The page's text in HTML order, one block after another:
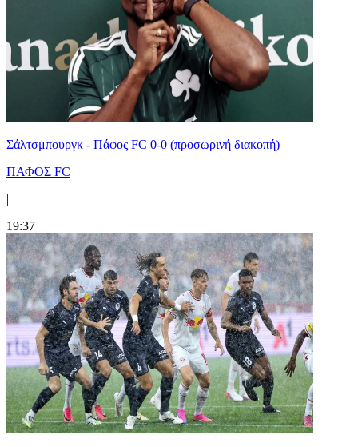
Σάλτσμπουργκ - Πάφος FC 0-0 (προσωρινή διακοπή)
ΠΑΦΟΣ FC
|
19:37